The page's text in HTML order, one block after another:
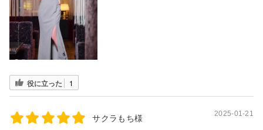
役に立った 1
サクラもち様 2025-01-21